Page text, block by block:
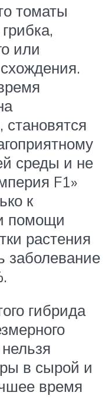
томаты
или
становятся
среды и не
F1»
к
помощи
растения
заболевание
гибрида
в сырой и
время